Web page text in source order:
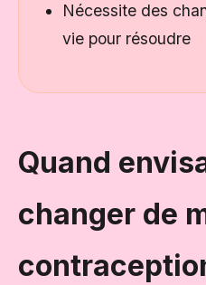
Nécessite des
vie pour résoudre
Quand
changer de